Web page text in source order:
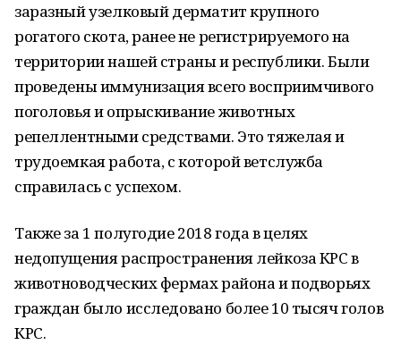
заразный узелковый дерматит крупного
рогатого скота, ранее не регистрируемого на
территории нашей страны и республики. Были
проведены иммунизация всего восприимчивого
поголовья и опрыскивание животных
репеллентными средствами. Это тяжелая и
трудоемкая работа, с которой ветслужба
справилась с успехом.
Также за 1 полугодие 2018 года в целях
недопущения распространения лейкоза КРС в
животноводческих фермах района и подворьях
граждан было исследовано более 10 тысяч голов
КРС.